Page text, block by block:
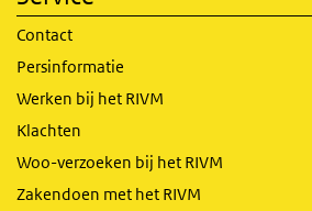
Contact
Persinformatie
Werken bij het RIVM
Klachten
Woo-verzoeken bij het RIVM
Zakendoen met het RIVM